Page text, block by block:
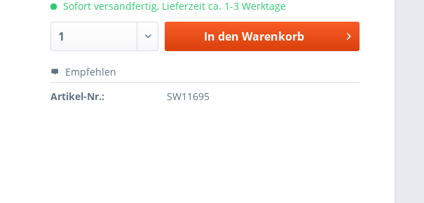
Sofort versandfertig, Lieferzeit ca. 1-3 Werktage
In den Warenkorb
Empfehlen
Artikel-Nr.:
SW11695